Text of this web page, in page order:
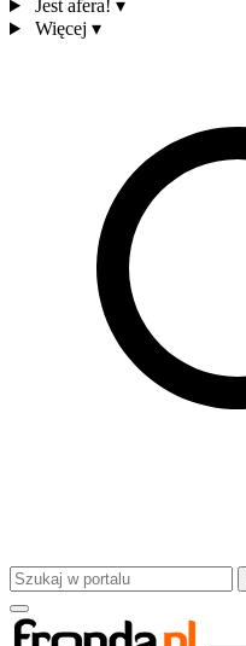
Jest afera! ▾
Więcej ▾